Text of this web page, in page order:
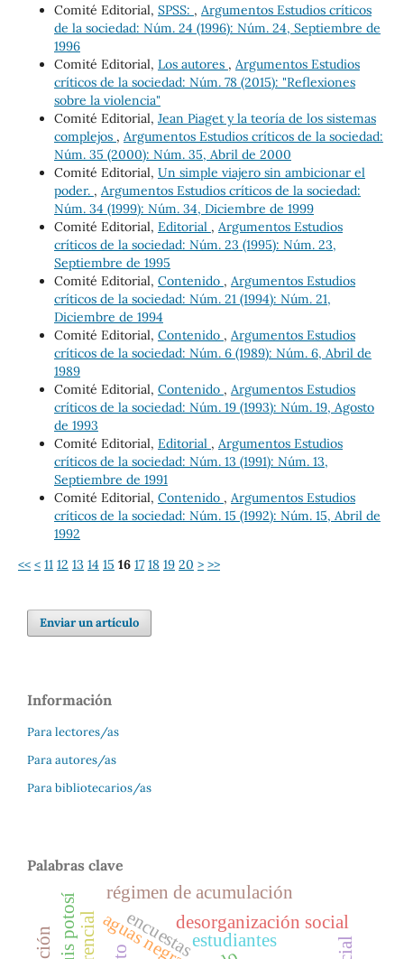
Comité Editorial, SPSS: , Argumentos Estudios críticos
de la sociedad: Núm. 24 (1996): Núm. 24, Septiembre de
1996
Comité Editorial, Los autores , Argumentos Estudios
críticos de la sociedad: Núm. 78 (2015): "Reflexiones
sobre la violencia"
Comité Editorial, Jean Piaget y la teoría de los sistemas
complejos , Argumentos Estudios críticos de la sociedad:
Núm. 35 (2000): Núm. 35, Abril de 2000
Comité Editorial, Un simple viajero sin ambicionar el
poder. , Argumentos Estudios críticos de la sociedad:
Núm. 34 (1999): Núm. 34, Diciembre de 1999
Comité Editorial, Editorial , Argumentos Estudios
críticos de la sociedad: Núm. 23 (1995): Núm. 23,
Septiembre de 1995
Comité Editorial, Contenido , Argumentos Estudios
críticos de la sociedad: Núm. 21 (1994): Núm. 21,
Diciembre de 1994
Comité Editorial, Contenido , Argumentos Estudios
críticos de la sociedad: Núm. 6 (1989): Núm. 6, Abril de
1989
Comité Editorial, Contenido , Argumentos Estudios
críticos de la sociedad: Núm. 19 (1993): Núm. 19, Agosto
de 1993
Comité Editorial, Editorial , Argumentos Estudios
críticos de la sociedad: Núm. 13 (1991): Núm. 13,
Septiembre de 1991
Comité Editorial, Contenido , Argumentos Estudios
críticos de la sociedad: Núm. 15 (1992): Núm. 15, Abril de
1992
<< < 11 12 13 14 15 16 17 18 19 20 > >>
Enviar un artículo
Información
Para lectores/as
Para autores/as
Para bibliotecarios/as
Palabras clave
aguas negras
encuestasdesorganización social
régimen de acumulación
estudiantes